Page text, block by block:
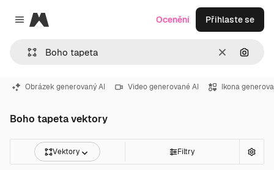
Close menu
Magnific
ZrušitHledat
Ocenění Přihlaste se
Obrázek generovaný AI Video generované AI Ikona
Boho tapeta vektory
Vektory Filtry